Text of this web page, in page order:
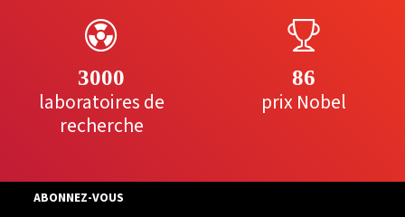
3000
laboratoires de
recherche
86
prix Nobel
ABONNEZ-VOUS